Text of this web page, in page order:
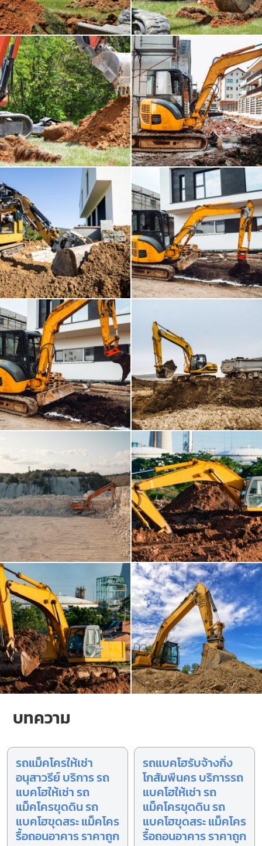
บทความ
รถแม็คโครให้เช่า
อนุสาวรีย์ บริการ รถ
แบคโฮให้เช่า รถ
แม็คโครขุดดิน รถ
แบคโฮขุดสระ แม็คโคร
รื้อถอนอาคาร ราคาถูก
รถแบคโฮรับจ้างกิ่ง
โกสัมพีนคร บริการรถ
แบคโฮให้เช่า รถ
แม็คโครขุดดิน รถ
แบคโฮขุดสระ แม็คโคร
รื้อถอนอาคาร ราคาถูก